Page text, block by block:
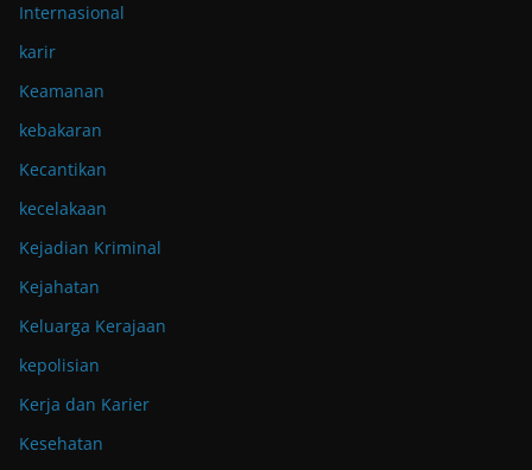
Internasional
karir
Keamanan
kebakaran
Kecantikan
kecelakaan
Kejadian Kriminal
Kejahatan
Keluarga Kerajaan
kepolisian
Kerja dan Karier
Kesehatan